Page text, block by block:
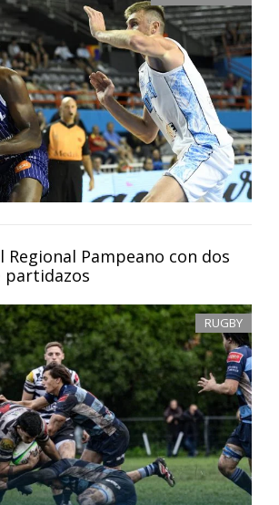
Regional Pampeano con dos
partidazos
RUGBY